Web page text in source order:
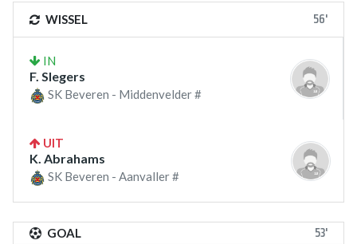
WISSEL 56'
IN
F. Slegers
SK Beveren - Middenvelder #
UIT
K. Abrahams
SK Beveren - Aanvaller #
GOAL 53'